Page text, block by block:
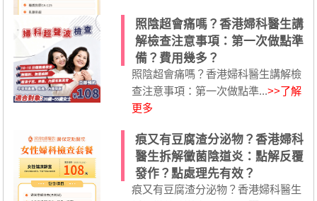
照陰超會痛嗎？香港婦科醫生講
解檢查注意事項：第一次做點準
備？費用幾多？
照陰超會痛嗎？香港婦科醫生講解檢
查注意事項：第一次做點準...>>了解
更多
痕又有豆腐渣分泌物？香港婦科
醫生拆解黴菌陰道炎：點解反覆
發作？點處理先有效？
痕又有豆腐渣分泌物？香港婦科醫生